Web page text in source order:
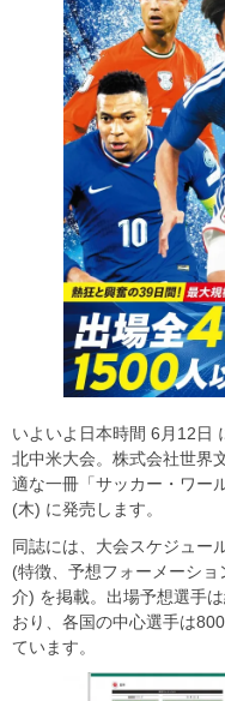
いよいよ日本時間 6月12日
北中米大会。株式会社世界
適な一冊「サッカー・ワー
(木) に発売します。
同誌には、大会スケジュー
(特徴、予想フォーメーシ
介) を掲載。出場予想選手
おり、各国の中心選手は
ています。